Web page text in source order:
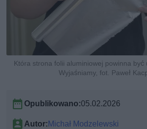
Która strona folii aluminiowej powinna być
Wyjaśniamy, fot. Paweł
Opublikowano:05.02.2026
Autor:Michał Modzelewski